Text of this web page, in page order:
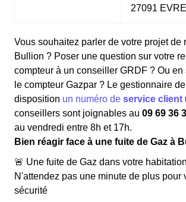
27091
Vous souhaitez parler de votre projet de
Bullion ? Poser une question sur votre
compteur à un conseiller GRDF ? Ou
le compteur Gazpar ? Le gestionnaire
disposition un numéro de service client
conseillers sont joignables au 09 69 36
au vendredi entre 8h et 17h.
Bien réagir face à une fuite de Gaz à
🚨 Une fuite de Gaz dans votre
N'attendez pas une minute de plus pour
sécurité